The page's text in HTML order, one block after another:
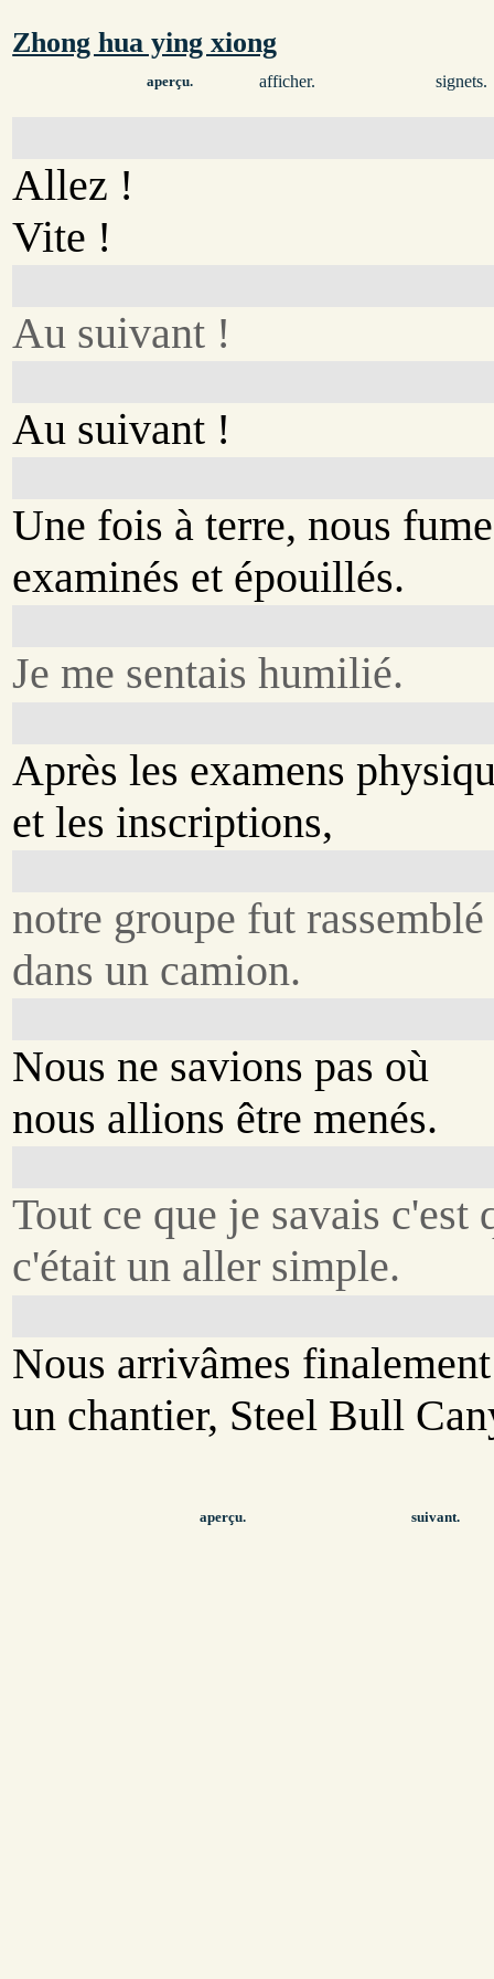
Zhong hua ying xiong
aperçu. afficher. signets.
Allez !
Vite !
Au suivant !
Au suivant !
Une fois à terre, nous
examinés et épouillés.
Je me sentais humilié.
Après les examens
et les inscriptions,
notre groupe fut rassemblé
dans un camion.
Nous ne savions pas où
nous allions être menés.
Tout ce que je savais c'est
c'était un aller simple.
Nous arrivâmes
un chantier, Steel Bull
aperçu. suivant.